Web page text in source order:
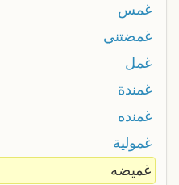
غمس
غمضتني
غمل
غمندة
غمنده
غمولية
غميضه